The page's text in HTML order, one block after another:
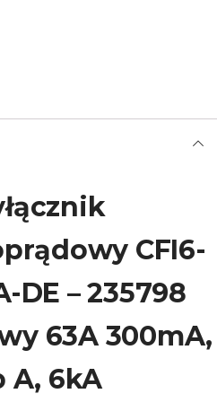
CFI6-
DE – 235798
63A 300mA,
A, 6kA